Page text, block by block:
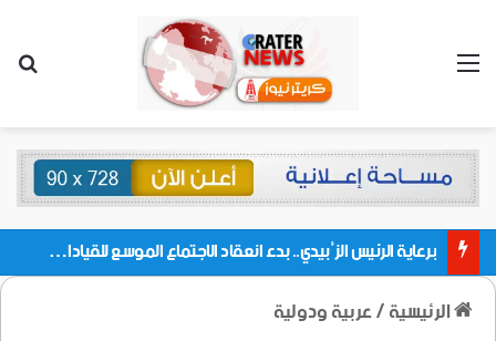
القائمة
برعاية الرئيس الزُبيدي.. بدء انعقاد الاجتماع الموسع للقيادات المحلية بالعاصمة ولمديريات وكتل مجلس العموم ومنسقيات الجامعة بالعاصمة عدن
الرئيسية/عربية ودولية